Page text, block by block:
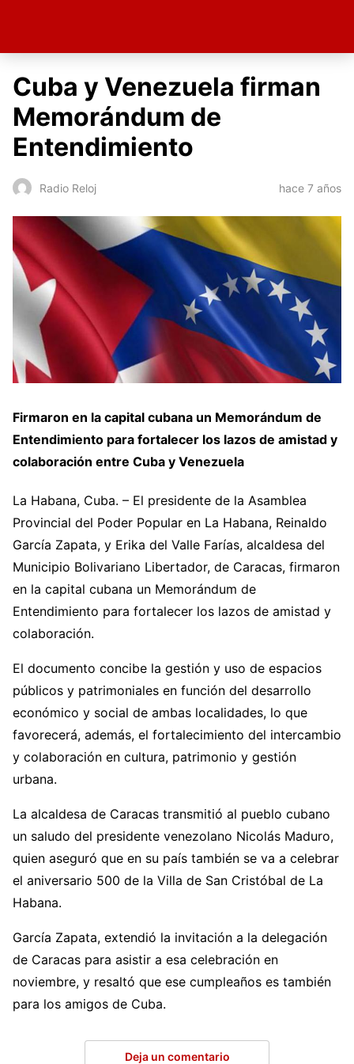
Cuba y Venezuela firman
Memorándum de
Entendimiento
Radio Reloj hace 7 años
Firmaron en la capital cubana un Memorándum de
Entendimiento para fortalecer los lazos de amistad y
colaboración entre Cuba y Venezuela
La Habana, Cuba. – El presidente de la Asamblea
Provincial del Poder Popular en La Habana, Reinaldo
García Zapata, y Erika del Valle Farías, alcaldesa del
Municipio Bolivariano Libertador, de Caracas, firmaron
en la capital cubana un Memorándum de
Entendimiento para fortalecer los lazos de amistad y
colaboración.
El documento concibe la gestión y uso de espacios
públicos y patrimoniales en función del desarrollo
económico y social de ambas localidades, lo que
favorecerá, además, el fortalecimiento del intercambio
y colaboración en cultura, patrimonio y gestión
urbana.
La alcaldesa de Caracas transmitió al pueblo cubano
un saludo del presidente venezolano Nicolás Maduro,
quien aseguró que en su país también se va a celebrar
el aniversario 500 de la Villa de San Cristóbal de La
Habana.
García Zapata, extendió la invitación a la delegación
de Caracas para asistir a esa celebración en
noviembre, y resaltó que ese cumpleaños es también
para los amigos de Cuba.
Deja un comentario